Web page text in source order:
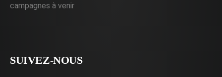
campagnes à venir
SUIVEZ-NOUS